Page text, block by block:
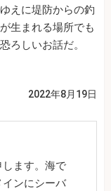
えに堤防からの釣
生まれる場所でも
ろしいお話だ。
2022年8月19日
ます。海で
ンにシーバ